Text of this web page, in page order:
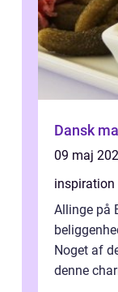
Dansk
09 maj
inspiration
Allinge på
Noget af
denne